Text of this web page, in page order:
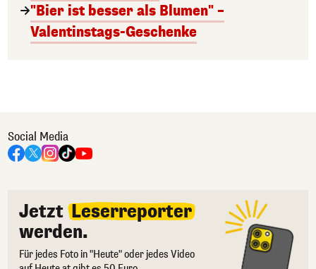
"Bier ist besser als Blumen" –
Valentinstags-Geschenke
Social Media
Jetzt Leserreporter
werden.
Für jedes Foto in "Heute" oder jedes Video